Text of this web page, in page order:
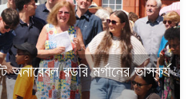
অনারেবল রডরি মর্গানের ভাস্কর্য